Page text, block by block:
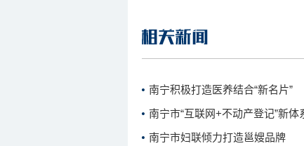
南宁积极打造医养结合“新名片”
南宁市“互联网+不动产登记”新体
南宁市妇联倾力打造邕嫂品牌